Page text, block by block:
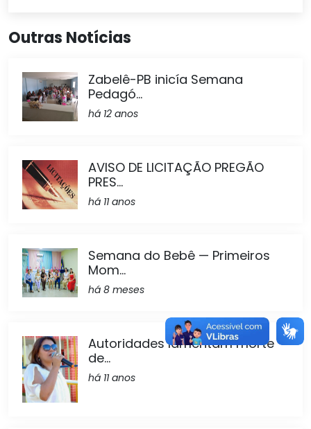
Outras Notícias
Zabelê-PB inicía Semana
Pedagó...
há 12 anos
AVISO DE LICITAÇÃO PREGÃO
PRES...
há 11 anos
Semana do Bebê — Primeiros
Mom...
há 8 meses
Autoridades lamentam morte
de...
há 11 anos